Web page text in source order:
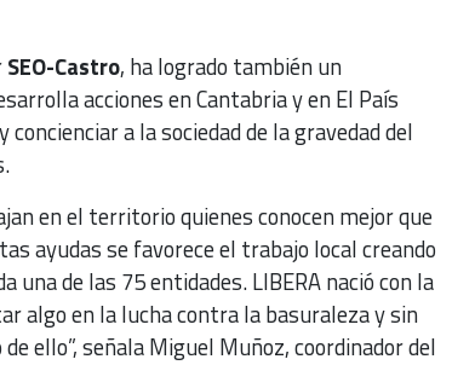
SEO-Castro, ha logrado también un
acciones en Cantabria y en El País
a la sociedad de la gravedad del
en el territorio quienes conocen mejor que
ayudas se favorece el trabajo local creando
una de las 75 entidades. LIBERA nació con la
algo en la lucha contra la basuraleza y sin
ello”, señala Miguel Muñoz, coordinador del